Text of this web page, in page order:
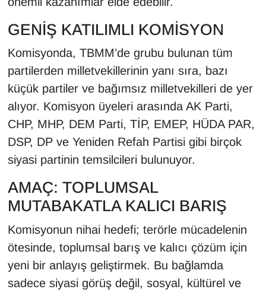
GENİŞ KATILIMLI KOMİSYON
Komisyonda, TBMM’de grubu bulunan tüm
partilerden milletvekillerinin yanı sıra, bazı
küçük partiler ve bağımsız milletvekilleri de yer
alıyor. Komisyon üyeleri arasında AK Parti,
CHP, MHP, DEM Parti, TİP, EMEP, HÜDA PAR,
DSP, DP ve Yeniden Refah Partisi gibi birçok
siyasi partinin temsilcileri bulunuyor.
AMAÇ: TOPLUMSAL
MUTABAKATLA KALICI BARIŞ
Komisyonun nihai hedefi; terörle mücadelenin
ötesinde, toplumsal barış ve kalıcı çözüm için
yeni bir anlayış geliştirmek. Bu bağlamda
sadece siyasi görüş değil, sosyal, kültürel ve
TEKNOLOJİ
Turizm
VAN'DA SPOR
Vasıta
YAŞAM
YEREL